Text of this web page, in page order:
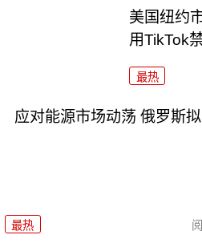
美国纽约
用TikTok
最热
应对能源市场动荡 俄罗斯
最热